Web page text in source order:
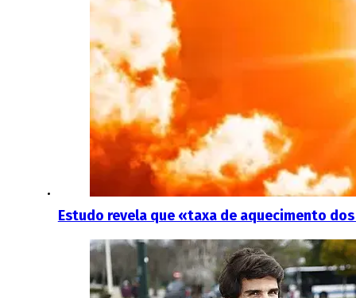
Estudo revela que «taxa de aquecimento